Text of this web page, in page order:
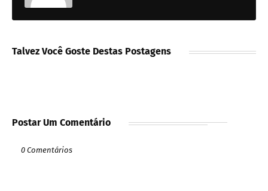
Talvez Você Goste Destas Postagens
Postar Um Comentário
0 Comentários